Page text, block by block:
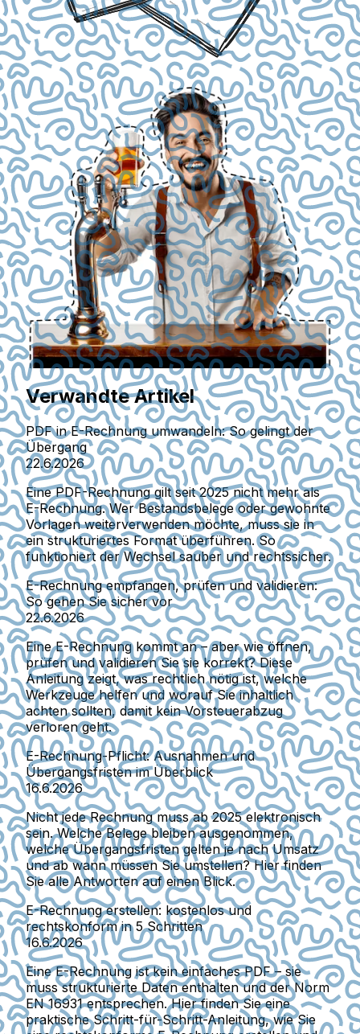
Verwandte Artikel
PDF in E-Rechnung umwandeln: So gelingt der
Übergang
22.6.2026
Eine PDF-Rechnung gilt seit 2025 nicht mehr als
E-Rechnung. Wer Bestandsbelege oder gewohnte
Vorlagen weiterverwenden möchte, muss sie in
ein strukturiertes Format überführen. So
funktioniert der Wechsel sauber und rechtssicher.
E-Rechnung empfangen, prüfen und validieren:
So gehen Sie sicher vor
22.6.2026
Eine E-Rechnung kommt an – aber wie öffnen,
prüfen und validieren Sie sie korrekt? Diese
Anleitung zeigt, was rechtlich nötig ist, welche
Werkzeuge helfen und worauf Sie inhaltlich
achten sollten, damit kein Vorsteuerabzug
verloren geht.
E-Rechnung-Pflicht: Ausnahmen und
Übergangsfristen im Überblick
16.6.2026
Nicht jede Rechnung muss ab 2025 elektronisch
sein. Welche Belege bleiben ausgenommen,
welche Übergangsfristen gelten je nach Umsatz
und ab wann müssen Sie umstellen? Hier finden
Sie alle Antworten auf einen Blick.
E-Rechnung erstellen: kostenlos und
rechtskonform in 5 Schritten
16.6.2026
Eine E-Rechnung ist kein einfaches PDF – sie
muss strukturierte Daten enthalten und der Norm
EN 16931 entsprechen. Hier finden Sie eine
praktische Schritt-für-Schritt-Anleitung, wie Sie